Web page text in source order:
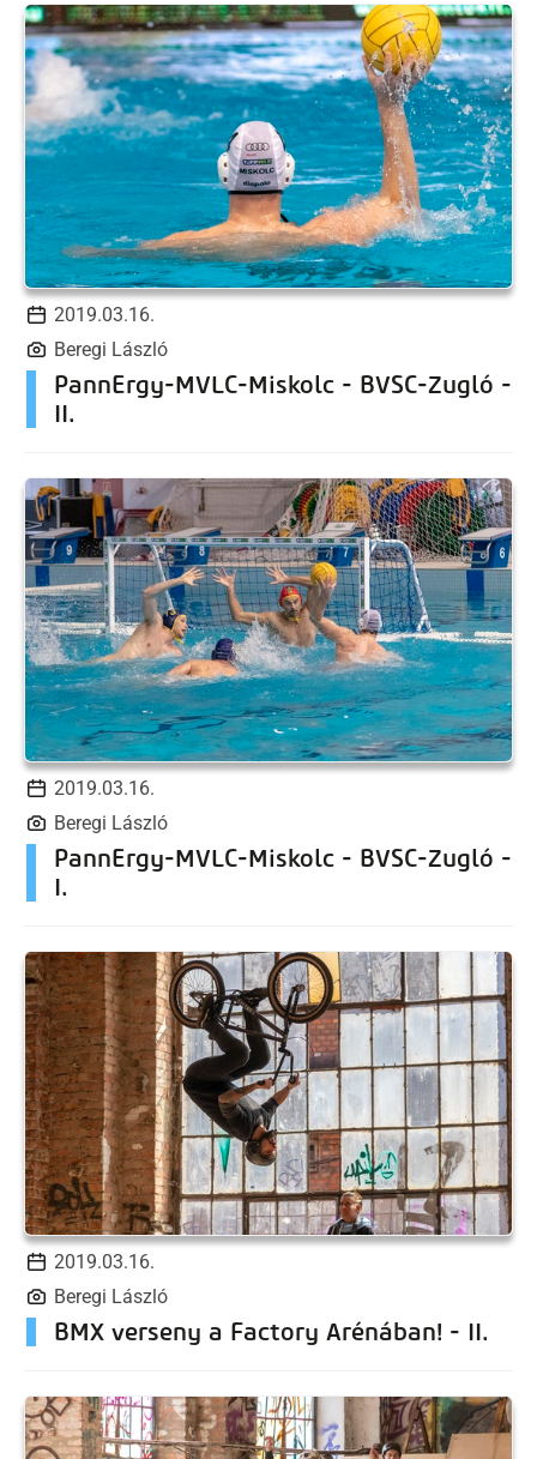
2019.03.16.
Beregi László
PannErgy-MVLC-Miskolc - BVSC-Zugló -
II.
2019.03.16.
Beregi László
PannErgy-MVLC-Miskolc - BVSC-Zugló -
I.
2019.03.16.
Beregi László
BMX verseny a Factory Arénában! - II.